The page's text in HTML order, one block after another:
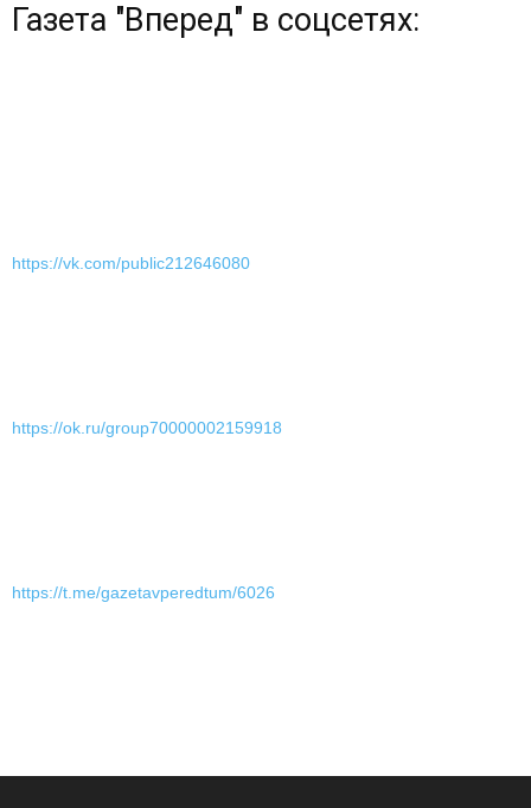
Газета "Вперед" в соцсетях:
https://vk.com/public212646080
https://ok.ru/group70000002159918
https://t.me/gazetavperedtum/6026